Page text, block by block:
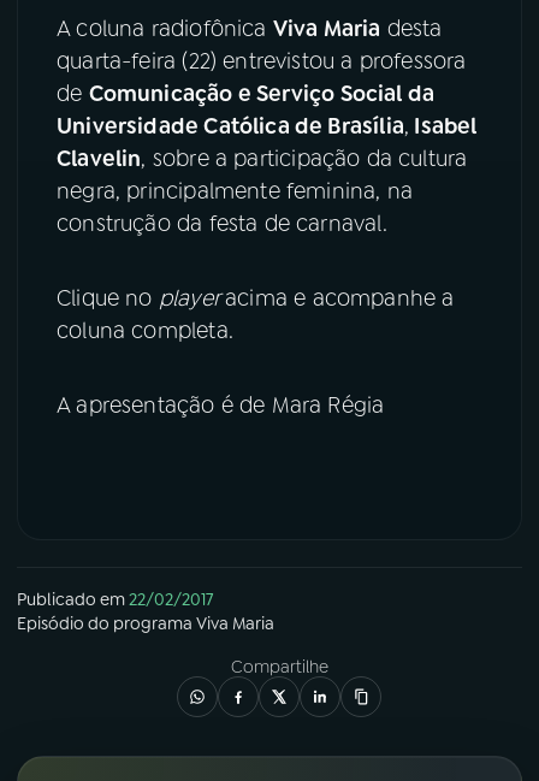
04PROGRAMAS
PODCASTS
06VIDEOCASTS
TikTok
A coluna radiofônica Viva Maria desta
quarta-feira (22) entrevistou a professora
de Comunicação e Serviço Social da
Universidade Católica de Brasília, Isabel
Clavelin, sobre a participação da cultura
negra, principalmente feminina, na
construção da festa de carnaval.
Clique no playeracima e acompanhe a
coluna completa.
A apresentação é de Mara Régia
Publicado em22/02/2017
Episódio do programa Viva Maria
Compartilhe